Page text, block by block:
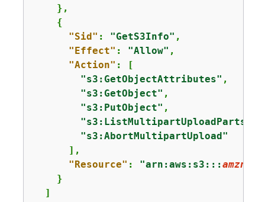
    },
{
"Sid" : "GetS3Info" ,
"Effect" : "Allow" ,
"Action" : [
"s3:GetObjectAttributes" ,
"s3:GetObject" ,
"s3:PutObject" ,
"s3:ListMultipartUploadParts"
"s3:AbortMultipartUpload"
      ],
"Resource" : "arn:aws:s3:::amzn-
    }
  ]